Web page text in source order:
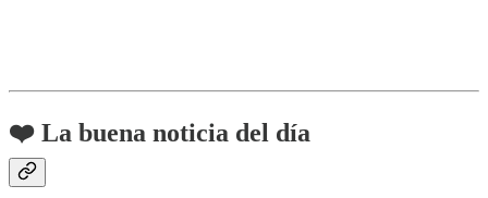
❤️ La buena noticia del día